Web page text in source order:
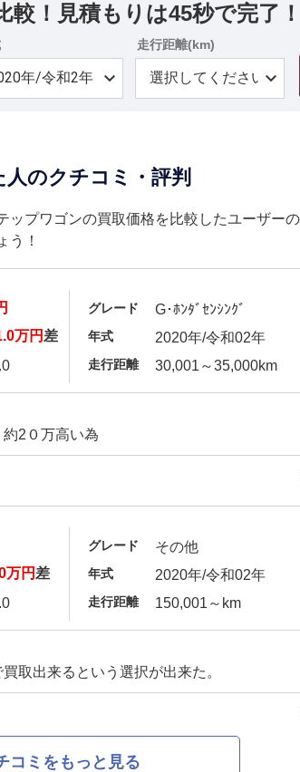
較！見積もりは45秒で完了！
走行距離(km)
のクチコミ・評判
プワゴンの買取価格を比較したユーザーの
う！
万円 差
グレード G･ﾎﾝﾀﾞｾﾝｼﾝｸﾞ
年式 2020年/令和02年
走行距離 30,001～35,000km
2０万高い為
万円 差
グレード その他
年式 2020年/令和02年
走行距離 150,001～km
取出来るという選択が出来た。
コミをもっと見る